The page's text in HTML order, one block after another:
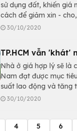
sử dụng đất, khiến giá
cách để giảm xin -
về tầm tay người dân'.
30/10/2020
TP.HCM vẫn 'khát'
Nhà ở giá hợp lý sẽ là
Nam đạt được mục
suất lao động và tăng
khu vực đô thị
30/10/2020
4 5 6